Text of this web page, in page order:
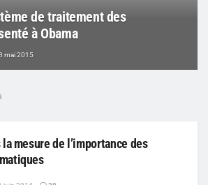
de traitement des
à Obama
mai 2015
mesure de l’importance des